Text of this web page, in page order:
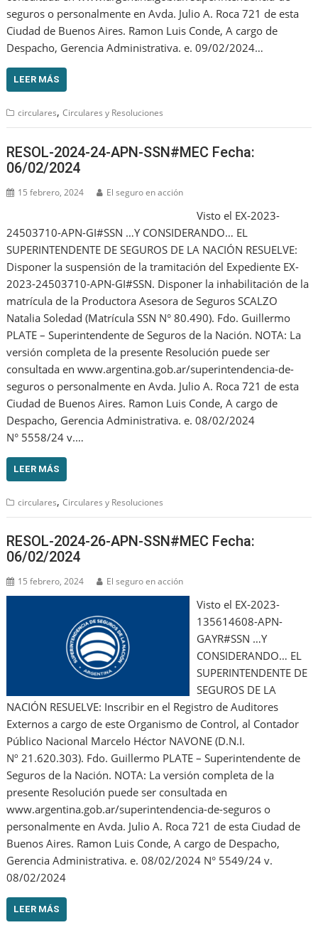
seguros o personalmente en Avda. Julio A. Roca 721 de esta
Ciudad de Buenos Aires. Ramon Luis Conde, A cargo de
Despacho, Gerencia Administrativa. e. 09/02/2024…
LEER MÁS
circulares,Circulares y Resoluciones
RESOL-2024-24-APN-SSN#MEC Fecha:
06/02/2024
15 febrero, 2024 El seguro en acción
Visto el EX-2023-
24503710-APN-GI#SSN …Y CONSIDERANDO… EL
SUPERINTENDENTE DE SEGUROS DE LA NACIÓN RESUELVE:
Disponer la suspensión de la tramitación del Expediente EX-
2023-24503710-APN-GI#SSN. Disponer la inhabilitación de la
matrícula de la Productora Asesora de Seguros SCALZO
Natalia Soledad (Matrícula SSN N° 80.490). Fdo. Guillermo
PLATE – Superintendente de Seguros de la Nación. NOTA: La
versión completa de la presente Resolución puede ser
consultada en www.argentina.gob.ar/superintendencia-de-
seguros o personalmente en Avda. Julio A. Roca 721 de esta
Ciudad de Buenos Aires. Ramon Luis Conde, A cargo de
Despacho, Gerencia Administrativa. e. 08/02/2024
N° 5558/24 v.…
LEER MÁS
circulares,Circulares y Resoluciones
RESOL-2024-26-APN-SSN#MEC Fecha:
06/02/2024
15 febrero, 2024 El seguro en acción
Visto el EX-2023-
135614608-APN-
GAYR#SSN …Y
CONSIDERANDO… EL
SUPERINTENDENTE DE
SEGUROS DE LA
NACIÓN RESUELVE: Inscribir en el Registro de Auditores
Externos a cargo de este Organismo de Control, al Contador
Público Nacional Marcelo Héctor NAVONE (D.N.I.
Nº 21.620.303). Fdo. Guillermo PLATE – Superintendente de
Seguros de la Nación. NOTA: La versión completa de la
presente Resolución puede ser consultada en
www.argentina.gob.ar/superintendencia-de-seguros o
personalmente en Avda. Julio A. Roca 721 de esta Ciudad de
Buenos Aires. Ramon Luis Conde, A cargo de Despacho,
Gerencia Administrativa. e. 08/02/2024 N° 5549/24 v.
08/02/2024
LEER MÁS